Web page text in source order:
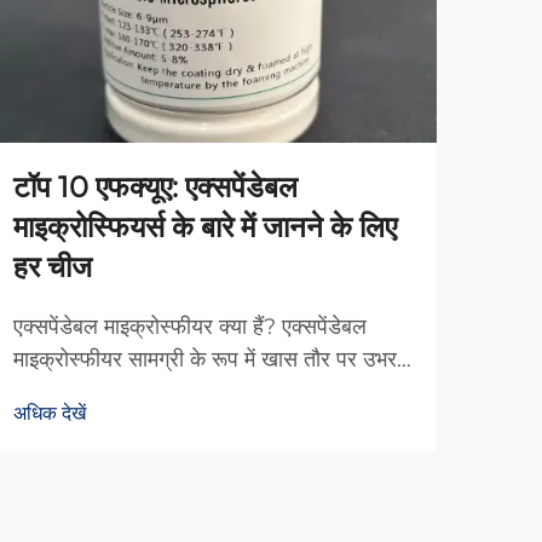
टॉप 10 एफक्यूए: एक्सपेंडेबल
माइक्रोस्फियर्स के बारे में जानने के लिए
हर चीज
एक्सपेंडेबल माइक्रोस्फीयर क्या हैं? एक्सपेंडेबल
माइक्रोस्फीयर सामग्री के रूप में खास तौर पर उभरते
बने होते हैं और गर्मी के संपर्क में आने पर बहुत अधिक
अधिक देखें